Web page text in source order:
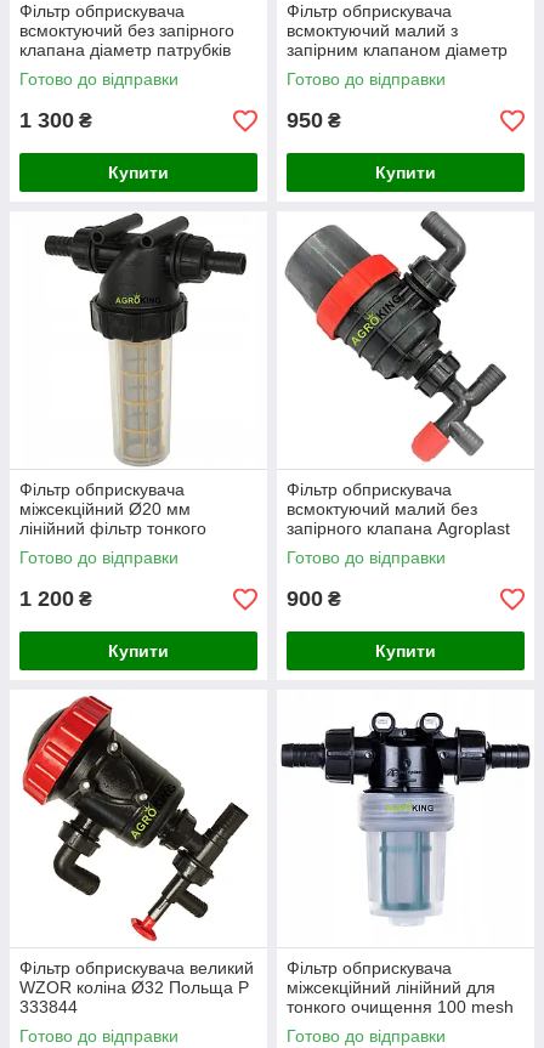
Фільтр обприскувача
всмоктуючий без запірного
клапана діаметр патрубків
Ø25; Ø32; Ø40 Польща
Agroplast
Готово до відправки
1 300 ₴
Купити
Фільтр обприскувача
всмоктуючий малий з
запірним клапаном діаметр
патрубків Ø32 Agroplast
AP16FSM
Готово до відправки
950 ₴
Купити
Фільтр обприскувача
міжсекційний Ø20 мм
лінійний фільтр тонкого
очищення для шланга
Agroplast
Готово до відправки
1 200 ₴
Купити
Фільтр обприскувача
всмоктуючий малий без
запірного клапана Agroplast
AP16FSMB
Готово до відправки
900 ₴
Купити
Фільтр обприскувача великий
WZOR коліна Ø32 Польща P
333844
Готово до відправки
Фільтр обприскувача
міжсекційний лінійний для
тонкого очищення 100 mesh
Agroplast AP19FCM
Готово до відправки